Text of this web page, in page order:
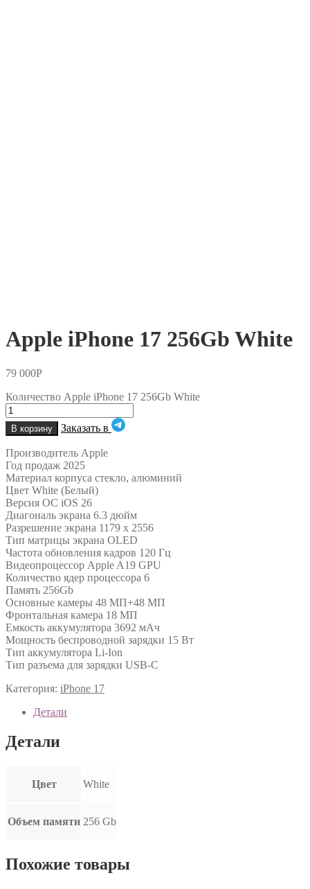
Apple iPhone 17 256Gb White
79 000Р
Количество Apple iPhone 17 256Gb White
В корзину Заказать в
Производитель Apple
Год продаж 2025
Материал корпуса стекло, алюминий
Цвет White (Белый)
Версия ОС iOS 26
Диагональ экрана 6.3 дюйм
Разрешение экрана 1179 x 2556
Тип матрицы экрана OLED
Частота обновления кадров 120 Гц
Видеопроцессор Apple A19 GPU
Количество ядер процессора 6
Память 256Gb
Основные камеры 48 МП+48 МП
Фронтальная камера 18 МП
Емкость аккумулятора 3692 мАч
Мощность беспроводной зарядки 15 Вт
Тип аккумулятора Li-Ion
Тип разъема для зарядки USB-C
Категория: iPhone 17
Детали
Детали
Цвет White
Объем памяти 256 Gb
Похожие товары